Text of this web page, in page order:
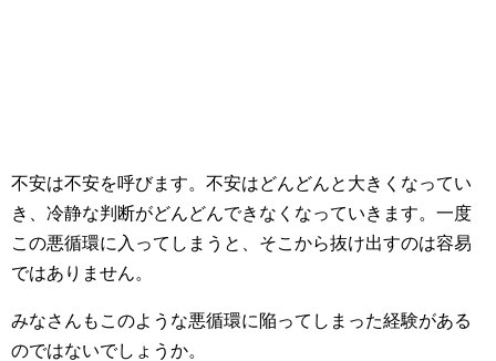
不安は不安を呼びます。不安はどんどんと大きくなってい
き、冷静な判断がどんどんできなくなっていきます。一度
この悪循環に入ってしまうと、そこから抜け出すのは容易
ではありません。
みなさんもこのような悪循環に陥ってしまった経験がある
のではないでしょうか。